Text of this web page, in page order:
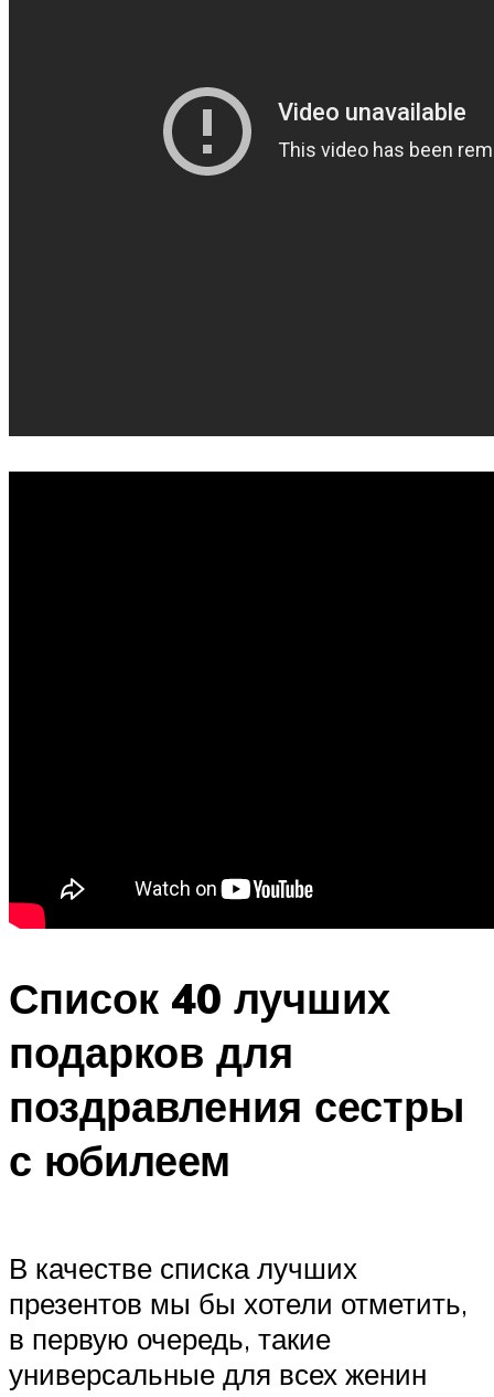
Список 40 лучших
подарков для
поздравления сестры
с юбилеем
В качестве списка лучших
презентов мы бы хотели отметить,
в первую очередь, такие
универсальные для всех женин